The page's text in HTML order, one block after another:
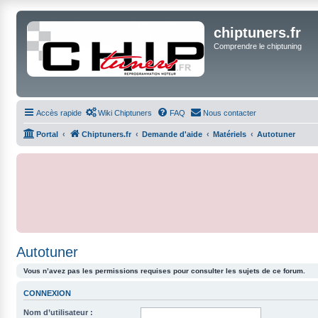
chiptuners.fr
Comprendre le chiptuning
Accès rapide Wiki Chiptuners FAQ Nous contacter
Portal Chiptuners.fr Demande d'aide Matériels Autotuner
Autotuner
Vous n’avez pas les permissions requises pour consulter les sujets de ce forum.
CONNEXION
Nom d’utilisateur :